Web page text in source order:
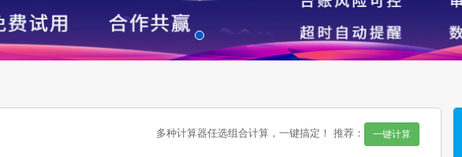
多种计算器任选组合计算，一键搞定！推荐： 一键计算